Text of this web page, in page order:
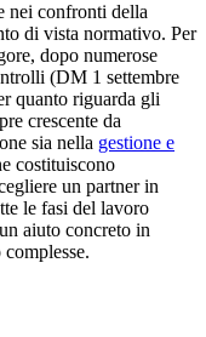
nei confronti della
di vista normativo. Per
dopo numerose
(DM 1 settembre
quanto riguarda gli
crescente da
sia nella gestione e
costituiscono
un partner in
le fasi del lavoro
aiuto concreto in